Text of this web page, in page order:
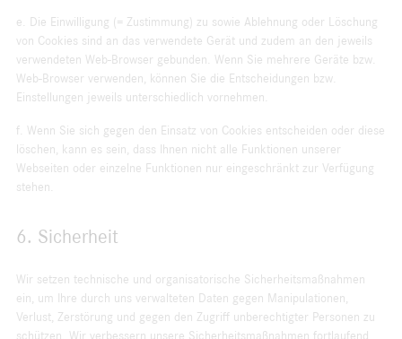
e. Die Einwilligung (= Zustimmung) zu sowie Ablehnung oder Löschung
von Cookies sind an das verwendete Gerät und zudem an den jeweils
verwendeten Web-Browser gebunden. Wenn Sie mehrere Geräte bzw.
Web-Browser verwenden, können Sie die Entscheidungen bzw.
Einstellungen jeweils unterschiedlich vornehmen.
f. Wenn Sie sich gegen den Einsatz von Cookies entscheiden oder diese
löschen, kann es sein, dass Ihnen nicht alle Funktionen unserer
Webseiten oder einzelne Funktionen nur eingeschränkt zur Verfügung
stehen.
6. Sicherheit
Wir setzen technische und organisatorische Sicherheits­maßnahmen
ein, um Ihre durch uns verwalteten Daten gegen Manipulationen,
Verlust, Zerstörung und gegen den Zugriff unberechtigter Personen zu
schützen. Wir verbessern unsere Sicherheitsmaßnahmen fortlaufend